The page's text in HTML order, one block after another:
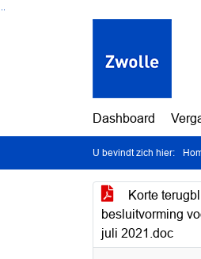
Ga naar de inhoud van deze pagina
Ga naar het zoeken
Ga naar het menu
Dashboard
U bevindt zich hier:
Korte
besluitvorming
juli 2021.doc